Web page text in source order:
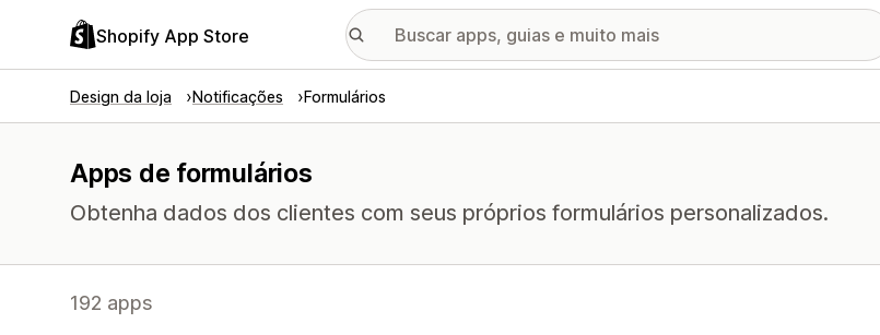
Shopify App Store
Design da loja Notificações Formulários
Apps de formulários
Obtenha dados dos clientes com seus próprios formulários personalizados.
192 apps